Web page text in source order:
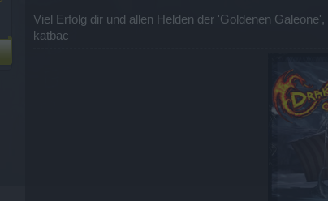
Viel Erfolg dir und allen Helden der 'Goldenen Galeone',
katbac